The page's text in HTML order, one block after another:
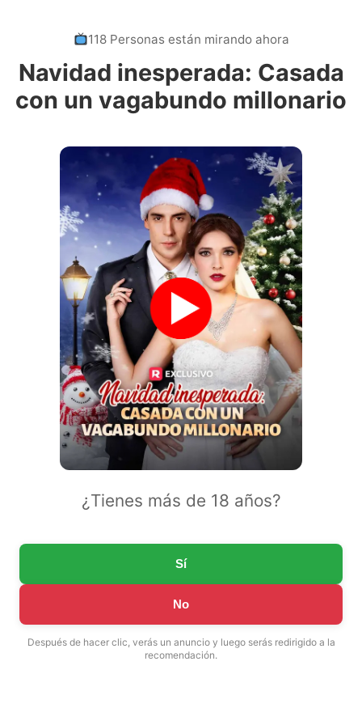
118 Personas están mirando ahora
Navidad inesperada: Casada
con un vagabundo millonario
¿Tienes más de 18 años?
Sí
No
Después de hacer clic, verás un anuncio y luego serás redirigido a la
recomendación.